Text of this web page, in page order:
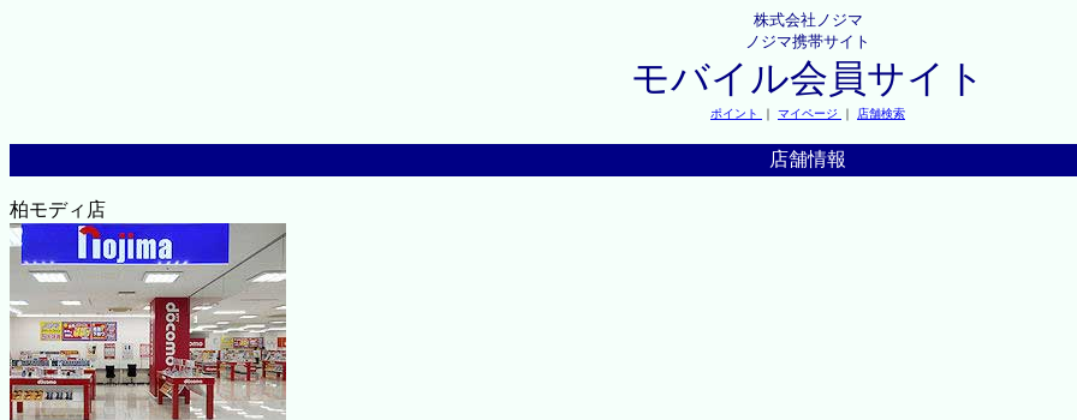
株式会社ノジマ
ノジマ携帯サイト
モバイル会員サイト
ポイント ｜ マイページ ｜ 店舗検索
店舗情報
柏モディ店